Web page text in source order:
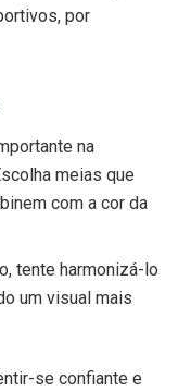
por
na
meias que
com a cor da
tente harmonizá-lo
um visual mais
se confiante e